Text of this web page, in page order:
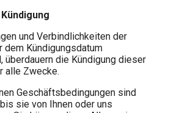
und Verbindlichkeiten der
dem Kündigungsdatum
überdauern die Kündigung dieser
alle Zwecke.
Geschäftsbedingungen sind
sie von Ihnen oder uns